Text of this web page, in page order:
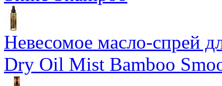
Невесомое масло-спрей
Dry Oil Mist Bamboo